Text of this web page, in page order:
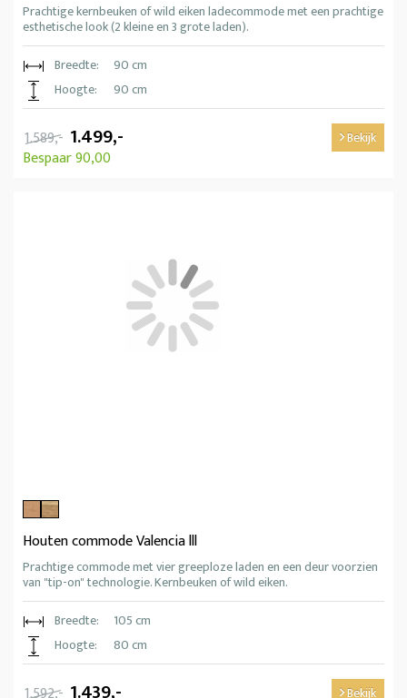
Prachtige kernbeuken of wild eiken ladecommode met een prachtige
esthetische look (2 kleine en 3 grote laden).
Breedte:
90 cm
Hoogte:
90 cm
1.589,- 1.499,-
Bespaar 90,00
Bekijk
Houten commode Valencia lll
Prachtige commode met vier greeploze laden en een deur voorzien
van "tip-on" technologie. Kernbeuken of wild eiken.
Breedte:
105 cm
Hoogte:
80 cm
Bekijk